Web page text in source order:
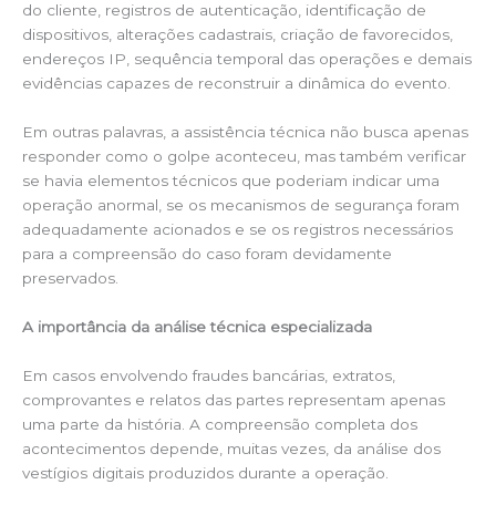
do cliente, registros de autenticação, identificação de
dispositivos, alterações cadastrais, criação de favorecidos,
endereços IP, sequência temporal das operações e demais
evidências capazes de reconstruir a dinâmica do evento.
Em outras palavras, a assistência técnica não busca apenas
responder como o golpe aconteceu, mas também verificar
se havia elementos técnicos que poderiam indicar uma
operação anormal, se os mecanismos de segurança foram
adequadamente acionados e se os registros necessários
para a compreensão do caso foram devidamente
preservados.
A importância da análise técnica especializada
Em casos envolvendo fraudes bancárias, extratos,
comprovantes e relatos das partes representam apenas
uma parte da história. A compreensão completa dos
acontecimentos depende, muitas vezes, da análise dos
vestígios digitais produzidos durante a operação.